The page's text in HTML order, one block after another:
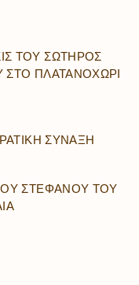
ΤΟΥ ΣΩΤΗΡΟΣ
ΣΤΟ ΠΛΑΤΑΝΟΧΩΡΙ
ΣΥΝΑΞΗ
ΣΤΕΦΑΝΟΥ ΤΟΥ